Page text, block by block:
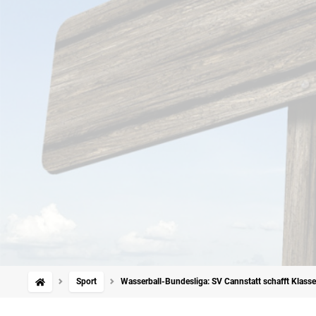
Sport Wasserball-Bundesliga: SV Cannstatt schafft